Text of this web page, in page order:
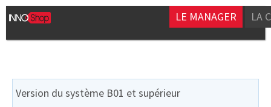
LE MANAGER LA
Version du système B01 et supérieur